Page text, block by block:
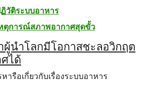
วัติระบบอาหาร
ตุการณ์สภาพอากาศสุดขั้ว
ผู้นำโลกมีโอกาสชะลอวิกฤต
ได้
ารือเกี่ยวกับเรื่องระบบอาหาร